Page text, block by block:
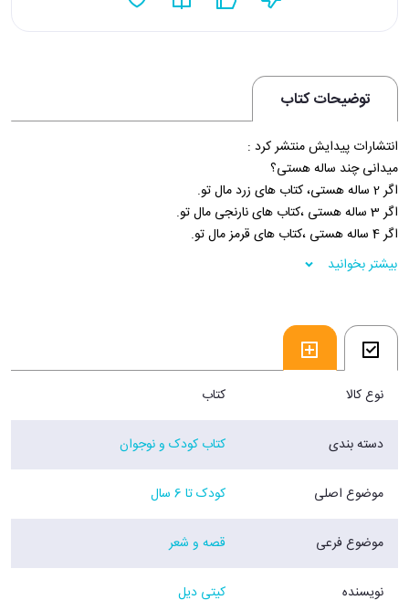
توضیحات کتاب
انتشارات پیدایش منتشر کرد :
میدانی چند ساله هستی؟
اگر 2 ساله هستی، کتاب های زرد مال تو.
اگر 3 ساله هستی ،کتاب های نارنجی مال تو.
اگر 4 ساله هستی ،کتاب های قرمز مال تو.
اگر 5 ساله هستی، کتاب های صورتی مال تو.
اگر 6ساله هستی، کتاب های بنفش مال تو.
اگر 8 ساله هستی و یا بیشتر، کتاب های سبز مال تو.
فروشگاه اینترنتی 30بوک
بیشتر بخوانید
نوع کالا کتاب
دسته بندی کتاب کودک و نوجوان
موضوع اصلی کودک تا 6 سال
موضوع فرعی قصه و شعر
نویسنده کیتی دیل